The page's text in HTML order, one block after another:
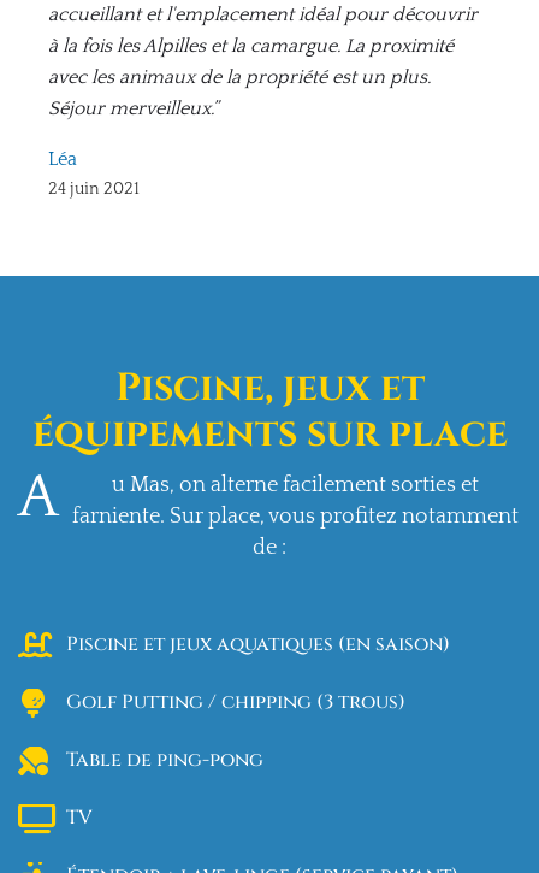
accueillant et l'emplacement idéal pour découvrir
à la fois les Alpilles et la camargue. La proximité
avec les animaux de la propriété est un plus.
Séjour merveilleux.”
Léa
24 juin 2021
Piscine, jeux et
équipements sur place
A
u Mas, on alterne facilement sorties et
farniente. Sur place, vous profitez notamment
de :
Piscine et jeux aquatiques (en saison)
Golf Putting / chipping (3 trous)
Table de ping-pong
TV